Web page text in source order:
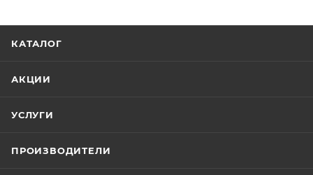
КАТАЛОГ
АКЦИИ
УСЛУГИ
ПРОИЗВОДИТЕЛИ